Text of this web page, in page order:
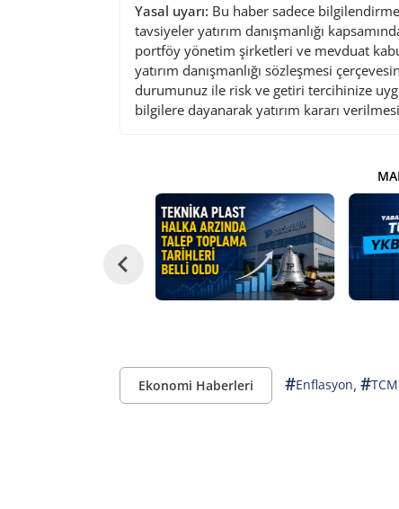
Yasal uyarı: Bu haber sadece
tavsiyeler yatırım danışmanlığı
portföy yönetim şirketleri ve mevduat
yatırım danışmanlığı sözleşmesi
durumunuz ile risk ve getiri tercihinize
bilgilere dayanarak yatırım kararı
Ekonomi Haberleri #Enflasyon, #